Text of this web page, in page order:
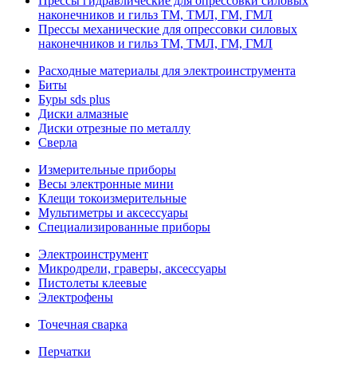
наконечников и гильз ТМ, ТМЛ, ГМ, ГМЛ
Прессы механические для опрессовки силовых
наконечников и гильз ТМ, ТМЛ, ГМ, ГМЛ
Расходные материалы для электроинструмента
Биты
Буры sds plus
Диски алмазные
Диски отрезные по металлу
Сверла
Измерительные приборы
Весы электронные мини
Клещи токоизмерительные
Мультиметры и аксессуары
Специализированные приборы
Электроинструмент
Микродрели, граверы, аксессуары
Пистолеты клеевые
Электрофены
Точечная сварка
Перчатки